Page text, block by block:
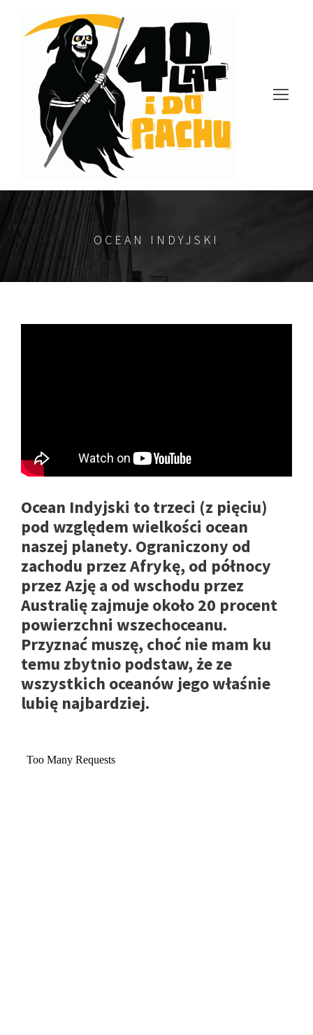
OCEAN INDYJSKI
Ocean Indyjski to trzeci (z pięciu)
pod względem wielkości ocean
naszej planety. Ograniczony od
zachodu przez Afrykę, od północy
przez Azję a od wschodu przez
Australię zajmuje około 20 procent
powierzchni wszechoceanu.
Przyznać muszę, choć nie mam ku
temu zbytnio podstaw, że ze
wszystkich oceanów jego właśnie
lubię najbardziej.